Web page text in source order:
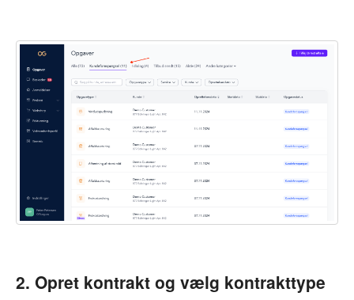
2. Opret kontrakt og vælg kontrakttype